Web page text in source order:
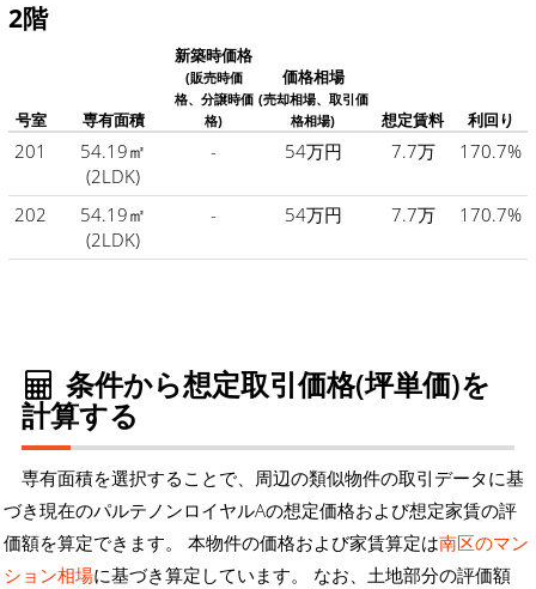
2階
号室 専有面積
新築時価格
(販売時価
格、分譲時価
格)
価格相場
(売却相場、取引価
格相場)
想定賃料 利回り
201
54.19㎡
(2LDK)
- 54万円 7.7万 170.7%
202
54.19㎡
(2LDK)
- 54万円 7.7万 170.7%
条件から想定取引価格(坪単価)を
計算する
専有面積を選択することで、周辺の類似物件の取引データに基
づき現在のパルテノンロイヤルAの想定価格および想定家賃の評
価額を算定できます。 本物件の価格および家賃算定は南区のマン
ション相場に基づき算定しています。 なお、土地部分の評価額